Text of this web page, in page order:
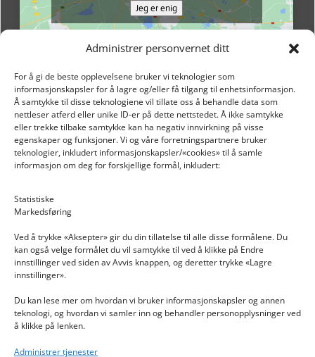
Administrer personvernet ditt
For å gi de beste opplevelsene bruker vi teknologier som
informasjonskapsler for å lagre og/eller få tilgang til enhetsinformasjon.
Å samtykke til disse teknologiene vil tillate oss å behandle data som
nettleser atferd eller unike ID-er på dette nettstedet. Å ikke samtykke
eller trekke tilbake samtykke kan ha negativ innvirkning på visse
egenskaper og funksjoner. Vi og våre forretningspartnere bruker
teknologier, inkludert informasjonskapsler/«cookies» til å samle
informasjon om deg for forskjellige formål, inkludert:
Statistiske
Markedsføring
Ved å trykke «Aksepter» gir du din tillatelse til alle disse formålene. Du
kan også velge formålet du vil samtykke til ved å klikke på Endre
innstillinger ved siden av Avvis knappen, og deretter trykke «Lagre
innstillinger».
Du kan lese mer om hvordan vi bruker informasjonskapsler og annen
teknologi, og hvordan vi samler inn og behandler personopplysninger ved
å klikke på lenken.
Administrer tjenester
Jeg er enig
INFORMASJON